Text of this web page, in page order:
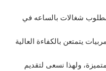
شغالات بالساعه في
يتمتعن بالكفاءة العالية
ولهذا نسعى لتقديم